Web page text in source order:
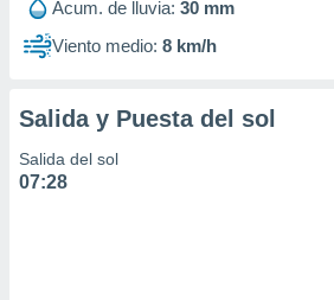
Acum. de lluvia: 30 mm
Viento medio: 8 km/h
Salida y Puesta del sol
Salida del sol
07:28